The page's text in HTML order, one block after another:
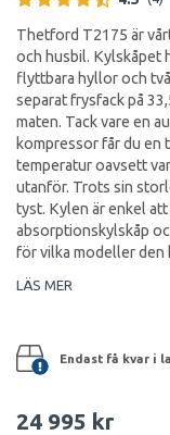
Thetford T2175 är
och husbil. Kylskåpet
flyttbara hyllor och
separat frysfack på
maten. Tack vare en
kompressor får du en
temperatur oavsett
utanför. Trots sin
tyst. Kylen är enkel
absorptionskylskåp
för vilka modeller den
LÄS MER
Endast få kvar i
24 995 kr